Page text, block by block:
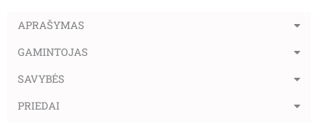
APRAŠYMAS
GAMINTOJAS
SAVYBĖS
PRIEDAI